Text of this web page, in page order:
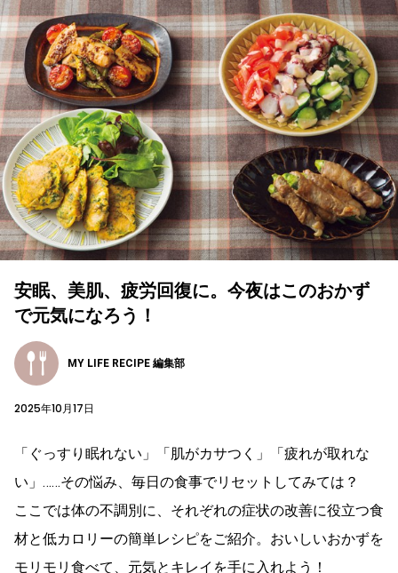
安眠、美肌、疲労回復に。今夜はこのおかず
で元気になろう！
MY LIFE RECIPE 編集部
2025年10月17日
「ぐっすり眠れない」「肌がカサつく」「疲れが取れな
い」……その悩み、毎日の食事でリセットしてみては？
ここでは体の不調別に、それぞれの症状の改善に役立つ食
材と低カロリーの簡単レシピをご紹介。おいしいおかずを
モリモリ食べて、元気とキレイを手に入れよう！